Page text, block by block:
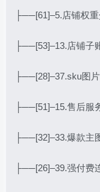
├──[61]–5.店铺权
├──[53]–13.店铺子
├──[28]–37.sku图
├──[51]–15.售后服
├──[32]–33.爆款主
├──[26]–39.强付费